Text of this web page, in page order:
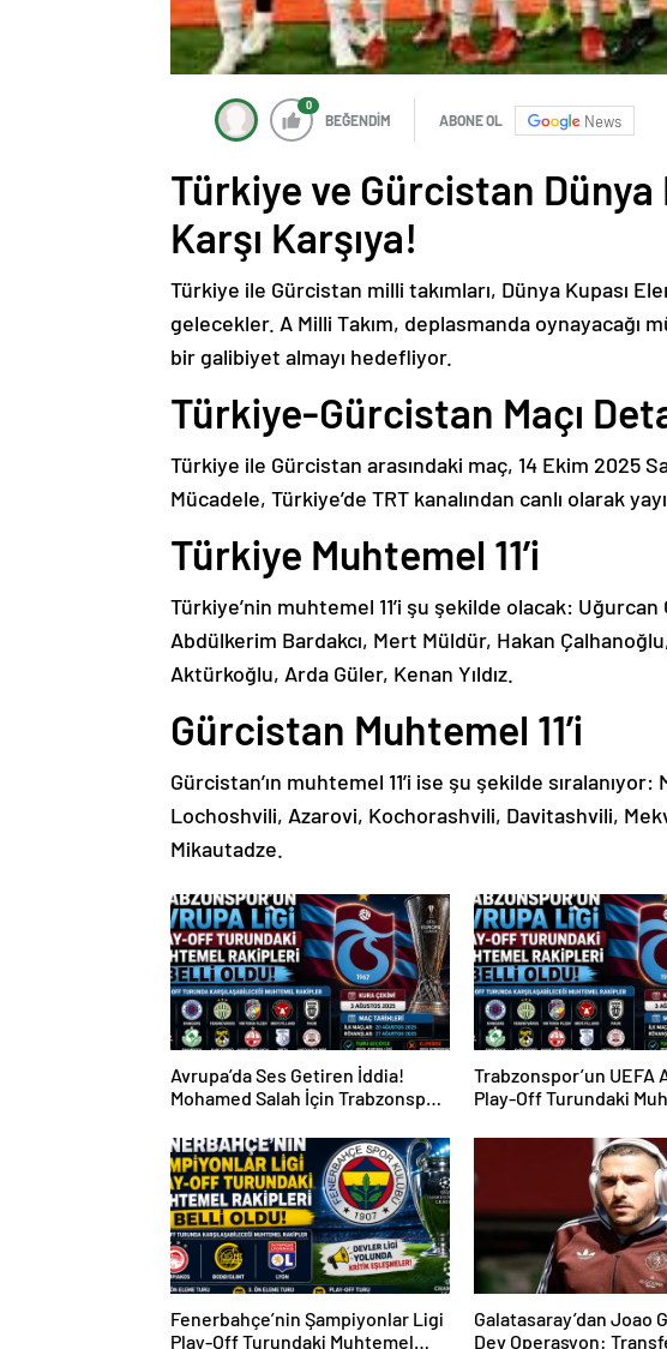
0
BEĞENDİM ABONE OL News
Türkiye ve Gürcistan Dünya
Karşı Karşıya!
Türkiye ile Gürcistan milli takımları, Dünya Kupası
gelecekler. A Milli Takım, deplasmanda oynayacağı
bir galibiyet almayı hedefliyor.
Türkiye-Gürcistan Maçı
Türkiye ile Gürcistan arasındaki maç, 14 Ekim 2025
Mücadele, Türkiye’de TRT kanalından canlı olarak
Türkiye Muhtemel 11’i
Türkiye’nin muhtemel 11’i şu şekilde olacak: Uğurcan
Abdülkerim Bardakcı, Mert Müldür, Hakan
Aktürkoğlu, Arda Güler, Kenan Yıldız.
Gürcistan Muhtemel 11’i
Gürcistan’ın muhtemel 11’i ise şu şekilde
Lochoshvili, Azarovi, Kochorashvili, Davitashvili,
Mikautadze.
Avrupa’da Ses Getiren İddia!
Mohamed Salah İçin Trabzonspor
Trabzonspor’un UEFA
Play-Off Turundaki
Fenerbahçe’nin Şampiyonlar Ligi
Play-Off Turundaki Muhtemel
Galatasaray’dan Joao
Dev Operasyon: